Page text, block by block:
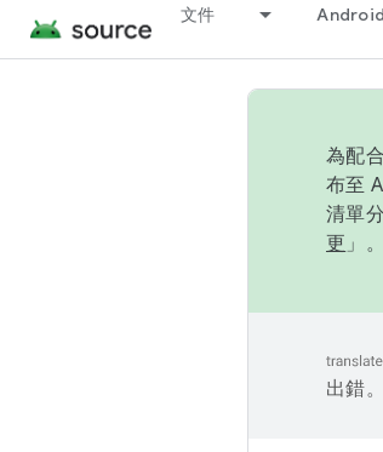
文件
為配
布至
清單
更 」。
出錯。